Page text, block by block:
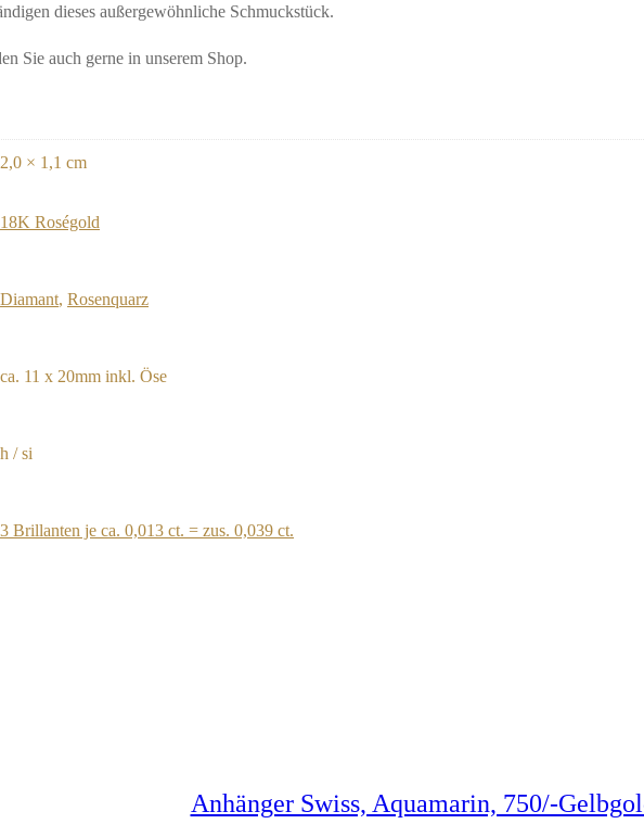
dieses außergewöhnliche Schmuckstück.
Sie auch gerne in unserem Shop.
2,0 × 1,1 cm
18K Roségold
Diamant, Rosenquarz
ca. 11 x 20mm inkl. Öse
h / si
3 Brillanten je ca. 0,013 ct. = zus. 0,039 ct.
Anhänger Swiss, Aquamarin, 750/-